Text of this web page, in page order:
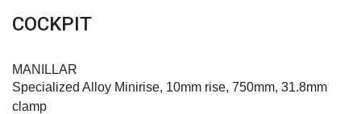
COCKPIT
MANILLAR
Specialized Alloy Minirise, 10mm rise, 750mm, 31.8mm
clamp